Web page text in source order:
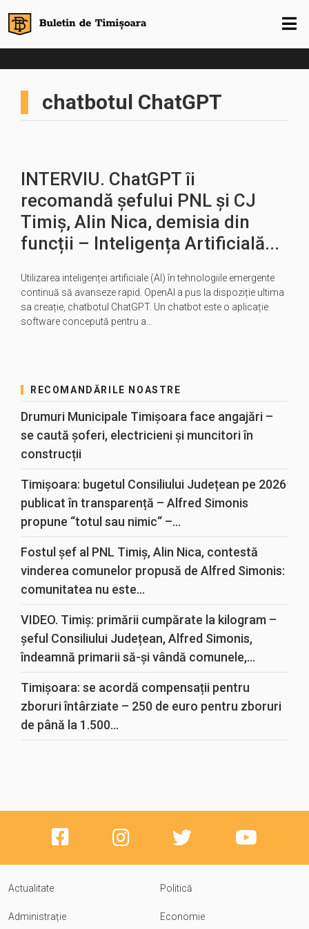
chatbotul ChatGPT
INTERVIU. ChatGPT îi
recomandă șefului PNL și CJ
Timiș, Alin Nica, demisia din
funcții – Inteligența Artificială...
Utilizarea inteligenței artificiale (AI) în tehnologiile emergente
continuă să avanseze rapid. OpenAI a pus la dispoziție ultima
sa creație, chatbotul ChatGPT. Un chatbot este o aplicație
software concepută pentru a…
RECOMANDĂRILE NOASTRE
Drumuri Municipale Timișoara face angajări –
se caută șoferi, electricieni și muncitori în
construcții
Timișoara: bugetul Consiliului Județean pe 2026
publicat în transparență – Alfred Simonis
propune “totul sau nimic“ –...
Fostul șef al PNL Timiș, Alin Nica, contestă
vinderea comunelor propusă de Alfred Simonis:
comunitatea nu este...
VIDEO. Timiș: primării cumpărate la kilogram –
șeful Consiliului Județean, Alfred Simonis,
îndeamnă primarii să-și vândă comunele,...
Timișoara: se acordă compensații pentru
zboruri întârziate – 250 de euro pentru zboruri
de până la 1.500...
Actualitate Politică
Administrație Economie